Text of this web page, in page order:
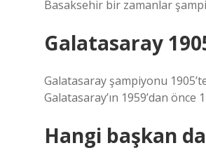
Basaksehir bir zamanlar
Galatasaray
Galatasaray şampiyonu
Galatasaray’ın 1959’dan önce
Hangi başkan